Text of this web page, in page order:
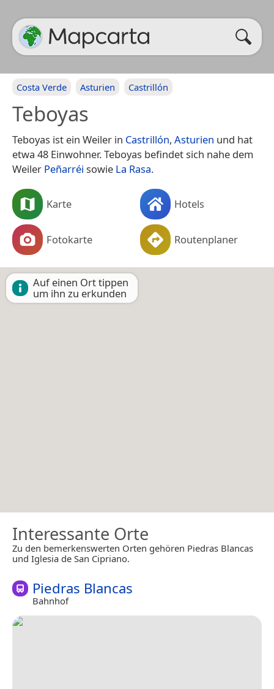
Costa Verde Asturien Castrillón
Teboyas
Teboyas ist ein Weiler in Castrillón, Asturien und hat
etwa 48 Einwohner. Teboyas befindet sich nahe dem
Weiler Peñarréi sowie La Rasa.
Karte Hotels
Fotokarte Routenplaner
Auf einen Ort tippen
um ihn zu erkunden
Interessante Orte
Zu den bemerkenswerten Orten gehören Piedras Blancas
und Iglesia de San Cipriano.
Piedras Blancas
Bahnhof